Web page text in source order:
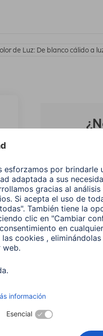
de Luz: De blanco cálido a
Buscar